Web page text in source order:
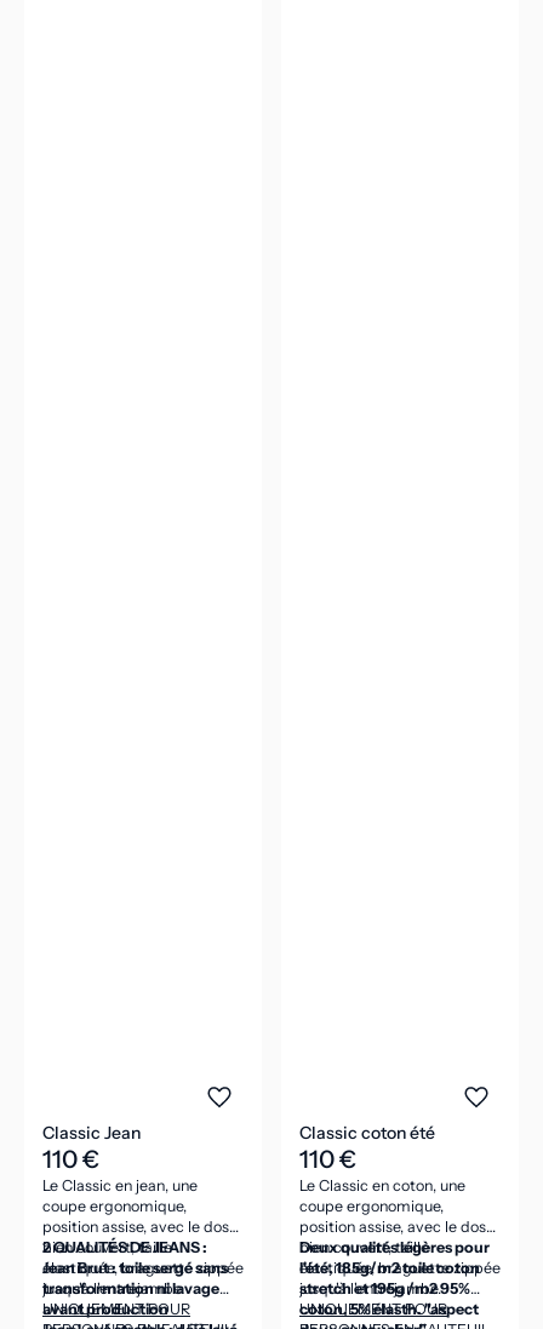
Classic Jean
110 €
Le Classic en jean, une
coupe ergonomique,
position assise, avec le dos
bien couvert, taille
élastiquée, braguette zippée
jusqu'à l'entrejambe.
2 QUALITÉS DE JEANS :
Jean Brut : toile sergé sans
transformation ni lavage
avant production
UNIQUEMENT POUR
Classic coton été
110 €
Le Classic en coton, une
coupe ergonomique,
position assise, avec le dos
bien couvert, taille
élastiquée, braguette zippée
jusqu'à l'entrejambe.
Deux qualités légères pour
l'été, 185g/m2 toile coton
stretch et 195g /m2 95%
coton, 5% élasth. "aspect
UNIQUEMENT POUR